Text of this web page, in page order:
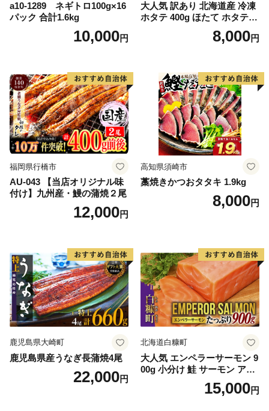
a10-1289 ネギトロ100g×16
パック 合計1.6kg
10,000円
大人気 訳あり 北海道産 冷凍
ホタテ 400g ほたて ホタテ
8,000円
福岡県行橋市
AU-043 【当店オリジナル味
付け】九州産・鰻の蒲焼２尾
12,000円
高知県須崎市
藁焼きかつおタタキ 1.9kg
8,000円
鹿児島県大崎町
鹿児島県産うなぎ長蒲焼4尾
22,000円
北海道白糠町
大人気 エンペラーサーモン 9
00g 小分け 鮭 サーモン アト
ランティックサーモン 水産
庁長官賞 受賞 さけ シャケ し
15,000円